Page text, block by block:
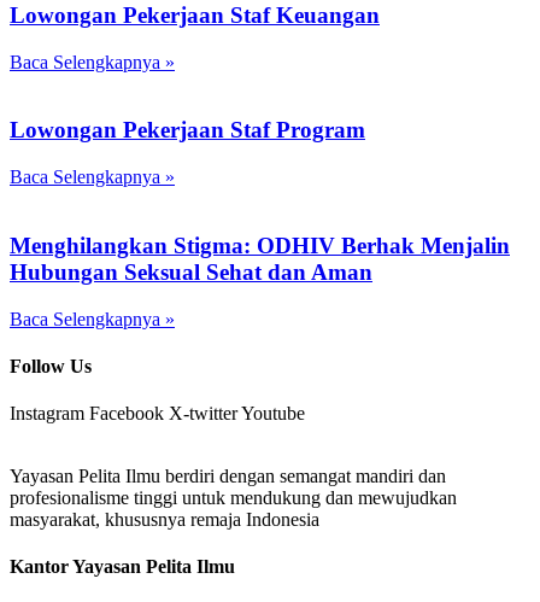
Lowongan Pekerjaan Staf Keuangan
Baca Selengkapnya »
Lowongan Pekerjaan Staf Program
Baca Selengkapnya »
Menghilangkan Stigma: ODHIV Berhak Menjalin
Hubungan Seksual Sehat dan Aman
Baca Selengkapnya »
Follow Us
Instagram Facebook X-twitterYoutube
Yayasan Pelita Ilmu berdiri dengan semangat mandiri dan
profesionalisme tinggi untuk mendukung dan mewujudkan
masyarakat, khususnya remaja Indonesia
Kantor Yayasan Pelita Ilmu